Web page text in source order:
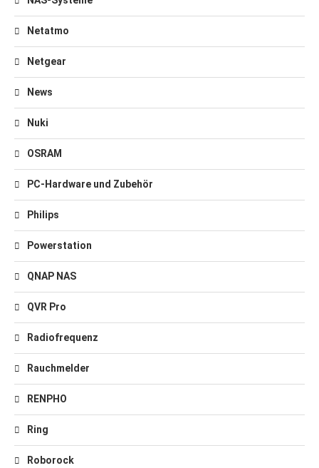
Netatmo
Netgear
News
Nuki
OSRAM
PC-Hardware und Zubehör
Philips
Powerstation
QNAP NAS
QVR Pro
Radiofrequenz
Rauchmelder
RENPHO
Ring
Roborock